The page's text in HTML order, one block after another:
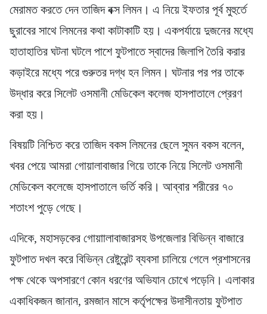
মেরামত করতে দেন তাজিদ বক্স লিমন। এ নিয়ে ইফতার পূর্ব মুহুর্তে
ছুরাবের সাথে লিমনের কথা কাটাকাটি হয়। একপর্যায়ে দুজনের মধ্যে
হাতাহাতির ঘটনা ঘটলে পাশে ফুটপাতে স্বাদের জিলাপি তৈরি করার
কড়াইরে মধ্যে পরে গুরুতর দগ্ধ হন লিমন। ঘটনার পর পর তাকে
উদ্ধার করে সিলেট ওসমানী মেডিকেল কলেজ হাসপাতালে প্রেরণ
করা হয়।
বিষয়টি নিশ্চিত করে তাজিদ বকস লিমনের ছেলে সুমন বকস বলেন,
খবর পেয়ে আমরা গোয়ালাবাজার গিয়ে তাকে নিয়ে সিলেট ওসমানী
মেডিকেল কলেজে হাসপাতালে ভর্তি করি। আব্বার শরীরের ৭০
শতাংশ পুড়ে গেছে।
এদিকে, মহাসড়কের গোয়াালাবাজারসহ উপজেলার বিভিন্ন বাজারে
ফুটপাত দখল করে বিভিন্ন রেষ্টুরেন্ট ব্যবসা চালিয়ে গেলে প্রশাসনের
পক্ষ থেকে অপসারণে কোন ধরণের অভিযান চোখে পড়েনি। এলাকার
একাধিকজন জানান, রমজান মাসে কর্তৃপক্ষের উদাসীনতায় ফুটপাত